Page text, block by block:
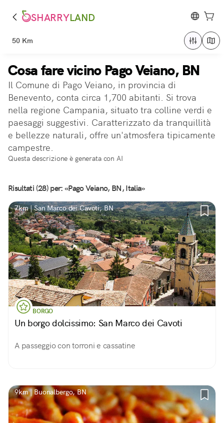
SHARRYLAND
50 Km
Cosa fare vicino Pago Veiano, BN
Il Comune di Pago Veiano, in provincia di
Benevento, conta circa 1,700 abitanti. Si trova
nella regione Campania, situato tra colline verdi e
paesaggi suggestivi. Caratterizzato da tranquillità
e bellezze naturali, offre un'atmosfera tipicamente
campestre.
Questa descrizione è generata con AI
Risultati (28) per: «Pago Veiano, BN, Italia»
7km | San Marco dei Cavoti, BN
BORGO
Un borgo dolcissimo: San Marco dei Cavoti
A passeggio con torroni e cassatine
9km | Buonalbergo, BN